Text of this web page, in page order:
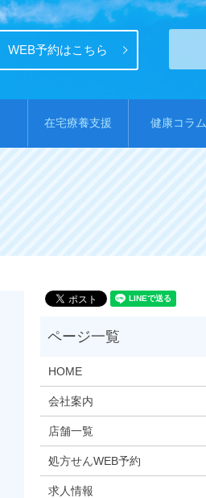
WEB予約はこちら
在宅療養支援 健康コラム
HOME
会社案内
店舗一覧
処方せんWEB予約
求人情報